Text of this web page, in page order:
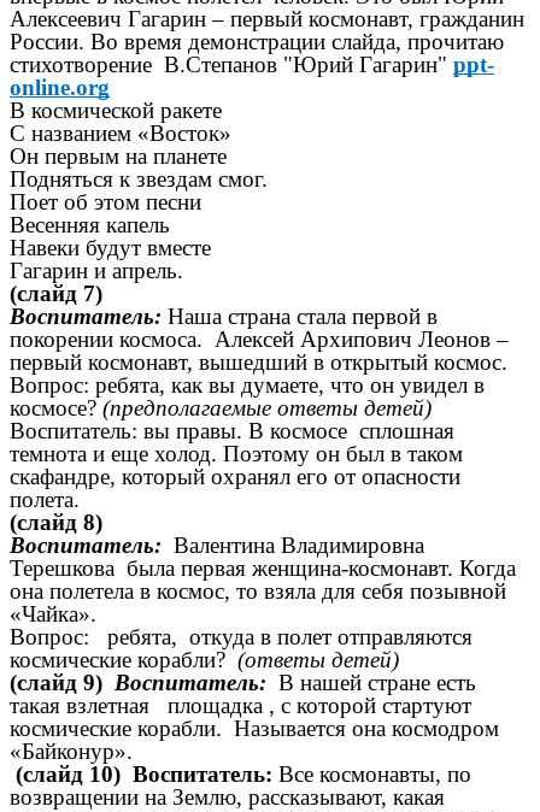
Алексеевич Гагарин – первый космонавт, гражданин
России. Во время демонстрации слайда, прочитаю
стихотворение В.Степанов "Юрий Гагарин" ppt-
online.org
В космической ракете
С названием «Восток»
Он первым на планете
Подняться к звездам смог.
Поет об этом песни
Весенняя капель
Навеки будут вместе
Гагарин и апрель.
(слайд 7)
Воспитатель: Наша страна стала первой в
покорении космоса. Алексей Архипович Леонов –
первый космонавт, вышедший в открытый космос.
Вопрос: ребята, как вы думаете, что он увидел в
космосе? (предполагаемые ответы детей)
Воспитатель: вы правы. В космосе сплошная
темнота и еще холод. Поэтому он был в таком
скафандре, который охранял его от опасности
полета.
(слайд 8)
Воспитатель: Валентина Владимировна
Терешкова была первая женщина-космонавт. Когда
она полетела в космос, то взяла для себя позывной
«Чайка».
Вопрос: ребята, откуда в полет отправляются
космические корабли? (ответы детей)
(слайд 9) Воспитатель: В нашей стране есть
такая взлетная площадка , с которой стартуют
космические корабли. Называется она космодром
«Байконур».
(слайд 10) Воспитатель: Все космонавты, по
возвращении на Землю, рассказывают, какая